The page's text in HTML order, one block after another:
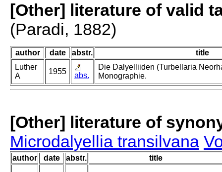
[Other] literature of valid
(Paradi, 1882)
author date abstr.
title
Luther
A
1955 abs.
Die Dalyelliiden (Turbellaria
Monographie.
[Other] literature of
Microdalyellia transilvana
author date abstr. title